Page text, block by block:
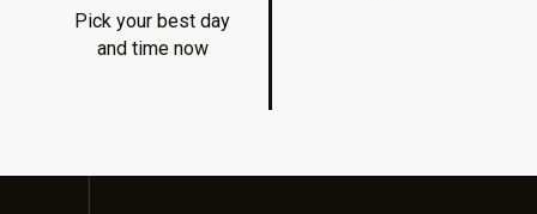
Pick your best day
and time now